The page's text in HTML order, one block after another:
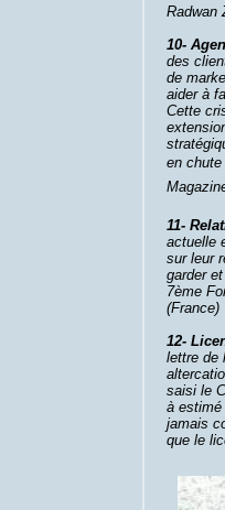
Radwan
10-
des
de
aider à
Cette
en
11-
actuelle
sur leur
garder
7ème
(France)
12-
lettre de
saisi le
à estimé
jamais
que le